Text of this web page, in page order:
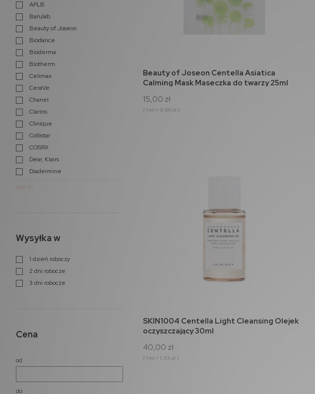
APLB
Barulab
Beauty of Joseon
Biodance
Bioderma
Biotherm
Celimax
CeraVe
Chanel
Clarins
Clinique
Collistar
COSRX
Dear, Klairs
Diadermine
więcej
Wysyłka w
1 dzień roboczy
2 dni robocze
3 dni robocze
Cena
od
do
do koszyka
Beauty of Joseon Centella Asiatica
Calming Mask Maseczka do twarzy 25ml
15,00 zł
( 1 ml = 0,60 zł )
do koszyka
SKIN1004 Centella Light Cleansing Olejek
oczyszczający 30ml
40,00 zł
( 1 ml = 1,33 zł )